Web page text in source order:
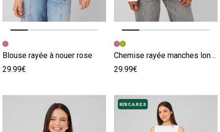
Image précédente
Image suivante
Blouse rayée à nouer rose
29.99€
Image précédente
Image suivante
Chemise rayée manches longues rose
29.99€